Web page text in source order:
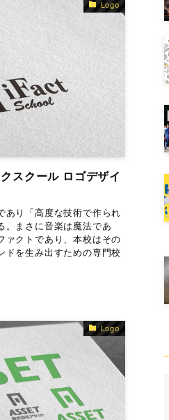
Logo
スクール ロゴデザイ
あり「高度な技術で作られ
。まさに音楽は魔法であ
ァクトであり、本校はその
ドを生み出すための専門校
Logo